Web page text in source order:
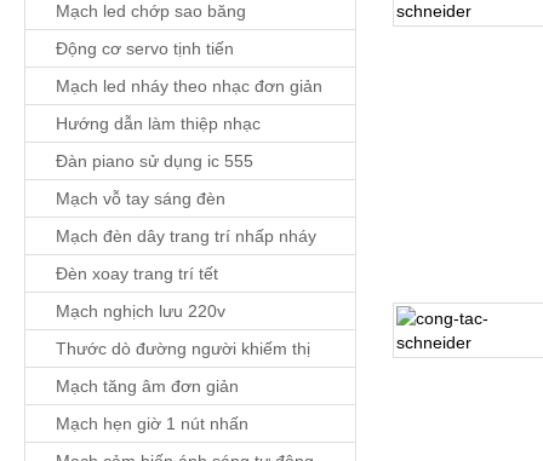
Mạch led chớp sao băng
Động cơ servo tịnh tiến
Mạch led nháy theo nhạc đơn giản
Hướng dẫn làm thiệp nhạc
Đàn piano sử dụng ic 555
Mạch vỗ tay sáng đèn
Mạch đèn dây trang trí nhấp nháy
Đèn xoay trang trí tết
Mạch nghịch lưu 220v
Thước dò đường người khiếm thị
Mạch tăng âm đơn giản
Mạch hẹn giờ 1 nút nhấn